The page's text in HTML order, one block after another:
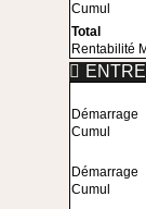
Cumul
Total
Rentabilité
Démarrage
Cumul
Démarrage
Cumul